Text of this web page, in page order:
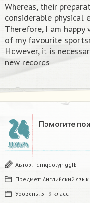
Whereas, their
considerable
Therefore, I am happy
of my favourite
However, it is
new records​
24
ДЕКАБРЬ
Помогите
Автор: fdmqqolyjriggfk
Предмет: Английский язык
Уровень: 5 - 9 класс